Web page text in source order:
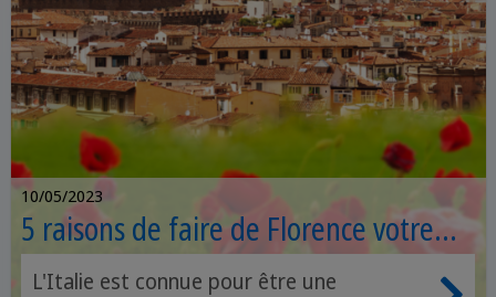
10/05/2023
5 raisons de faire de Florence votre
prochaine destination de voyage
L'Italie est connue pour être une